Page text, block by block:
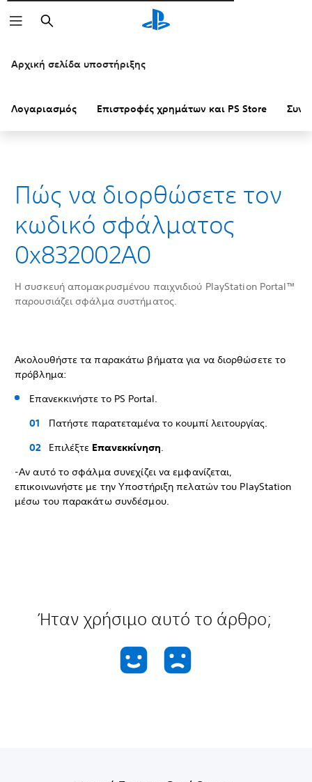
Αναζήτηση
Αρχική σελίδα υποστήριξης
Λογαριασμός Επιστροφές χρημάτων και PS Store
Πώς να διορθώσετε τον
κωδικό σφάλματος
0x832002A0
Η συσκευή απομακρυσμένου παιχνιδιού PlayStation Portal™
παρουσιάζει σφάλμα συστήματος.
Ακολουθήστε τα παρακάτω βήματα για να διορθώσετε το
πρόβλημα:
Επανεκκινήστε το PS Portal.
Πατήστε παρατεταμένα το κουμπί λειτουργίας.
Επιλέξτε Επανεκκίνηση.
-Αν αυτό το σφάλμα συνεχίζει να εμφανίζεται,
επικοινωνήστε με την Υποστήριξη πελατών του PlayStation
μέσω του παρακάτω συνδέσμου.
Ήταν χρήσιμο αυτό το άρθρο;